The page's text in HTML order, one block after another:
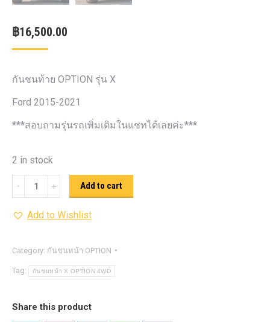
฿16,500.00
กันชนท้าย OPTION รุ่น X
Ford 2015-2021
***สอบถามรุ่นรถเพิ่มเติมในแชทได้เลยค่ะ***
2 in stock
กันชน
หน้า
X
4WD
quantity
Add to cart
Add to Wishlist
Category: กันชนหน้า OPTION
Tag: กันชนหน้า X OPTION 4WD
Share this product